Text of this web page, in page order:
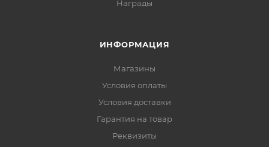
Награды
ИНФОРМАЦИЯ
Магазины
Условия оплаты
Условия доставки
Гарантия на товар
Реквизиты